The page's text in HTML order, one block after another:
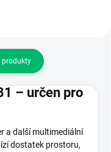
produkty
– určen pro
a další multimediální
dostatek prostoru,